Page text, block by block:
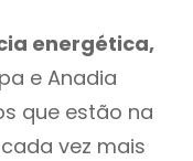
energética,
e Anadia
que estão na
vez mais